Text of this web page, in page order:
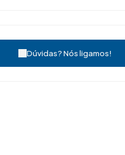
Dúvidas? Nós ligamos!